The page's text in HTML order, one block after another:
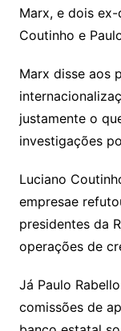
Marx, e dois
Coutinho e
Marx disse aos
justamente o
investigações
Luciano
empresae
presidentes da
operações de
Já Paulo
comissões de